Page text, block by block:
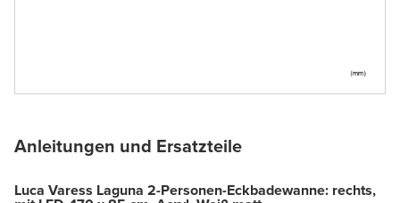
Anleitungen und Ersatzteile
Luca Varess Laguna 2-Personen-Eckbadewanne: rechts,